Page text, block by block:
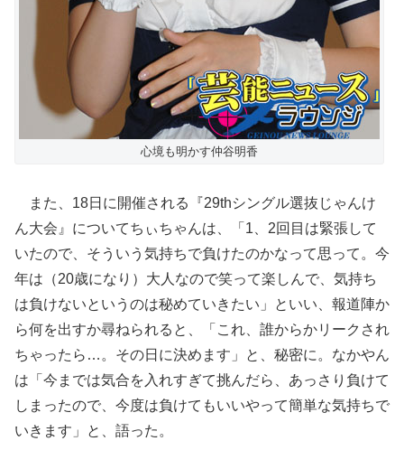
心境も明かす仲谷明香
また、18日に開催される『29thシングル選抜じゃんけ
ん大会』についてちぃちゃんは、「1、2回目は緊張して
いたので、そういう気持ちで負けたのかなって思って。今
年は（20歳になり）大人なので笑って楽しんで、気持ち
は負けないというのは秘めていきたい」といい、報道陣か
ら何を出すか尋ねられると、「これ、誰からかリークされ
ちゃったら…。その日に決めます」と、秘密に。なかやん
は「今までは気合を入れすぎて挑んだら、あっさり負けて
しまったので、今度は負けてもいいやって簡単な気持ちで
いきます」と、語った。